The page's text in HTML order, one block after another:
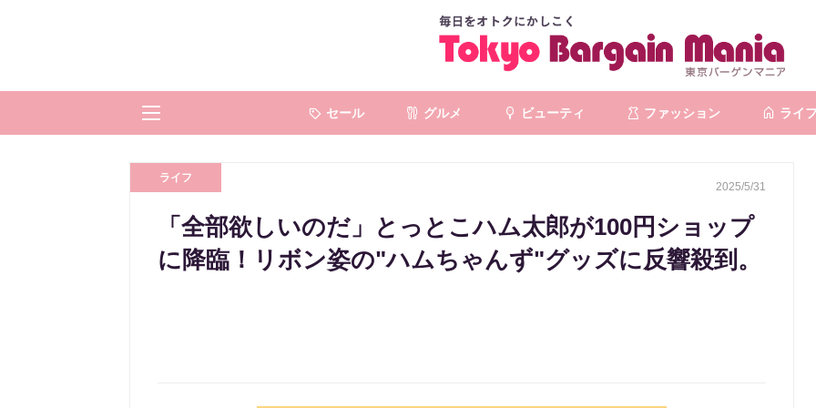
セール グルメ ビューティ ファッション ライフ
ライフ
2025/5/31
「全部欲しいのだ」とっとこハム太郎が100円ショップ
に降臨！リボン姿の"ハムちゃんず"グッズに反響殺到。